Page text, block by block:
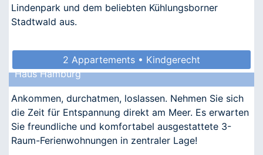
Lindenpark und dem beliebten Kühlungsborner
Stadtwald aus.
2 Appartements • Kindgerecht
Haus Hamburg
Ankommen, durchatmen, loslassen. Nehmen Sie sich
die Zeit für Entspannung direkt am Meer. Es erwarten
Sie freundliche und komfortabel ausgestattete 3-
Raum-Ferienwohnungen in zentraler Lage!